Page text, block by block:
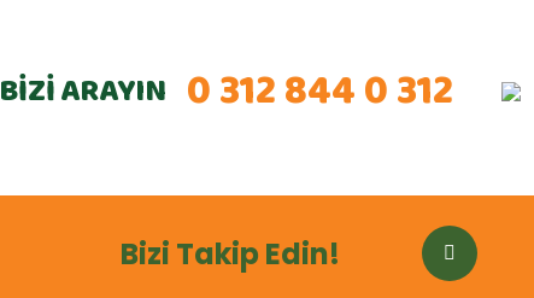
BİZİ ARAYIN 0 312 844 0 312
Bizi Takip Edin!